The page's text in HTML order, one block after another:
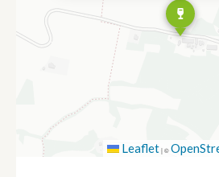
Leaflet|©